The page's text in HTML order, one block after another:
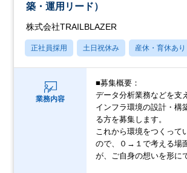
築・運用リード）
株式会社TRAILBLAZER
正社員採用 土日祝休み 産休・育休あり
業務内容
■募集概要：
データ分析業務などを支
インフラ環境の設計・構
る方を募集します。
これから環境をつくって
ので、０→１で考える場
が、ご自身の想いを形に